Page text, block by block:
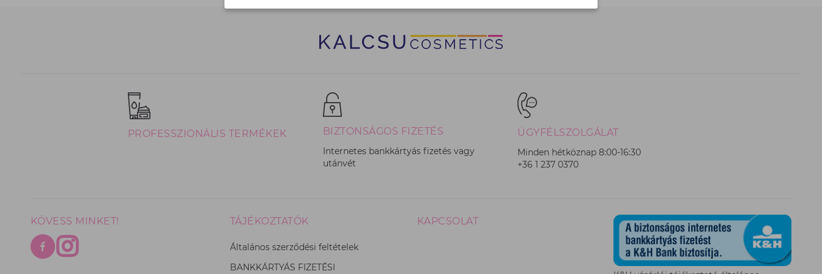
PROFESSZIONÁLIS TERMÉKEK BIZTONSÁGOS FIZETÉS
Internetes bankkártyás fizetés vagy
utánvét
ÜGYFÉLSZOLGÁLAT
Minden hétköznap 8:00-16:30
+36 1 237 0370
KÖVESS MINKET! TÁJÉKOZTATÓK
Általános szerződési feltételek
BANKKÁRTYÁS FIZETÉSI
KAPCSOLAT